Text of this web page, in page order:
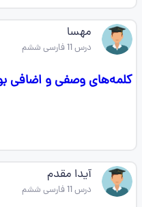
مهسا
درس 11 فارسی ششم
کلمه‌های وصفی و اضافی
آیدا مقدم
درس 11 فارسی ششم